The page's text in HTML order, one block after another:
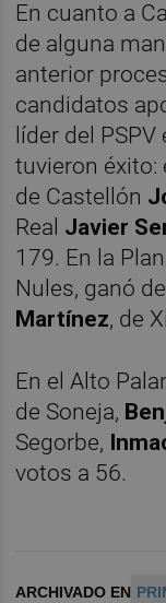
En cuanto a
de alguna
anterior
candidatos
líder del
tuvieron éxito:
de Castellón
Real Javier
179. En la
Nules, ganó
Martínez, de
En el Alto
de Soneja,
Segorbe,
votos a 56.
ARCHIVADO EN